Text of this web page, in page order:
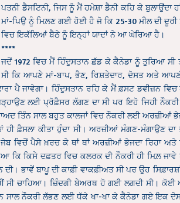
ਪਤਨੀ ਡੈਸਟਿਨੀ, ਜਿਸ ਨੂੰ ਮੈਂ ਹਮੇਸ਼ਾ ਡੈਨੀ ਕਹਿ ਕੇ
ਮਾਂ-ਪਿਉ ਨੂੰ ਮਿਲ਼ਣ ਗਈ ਹੋਈ ਹੈ ਜੋ ਕਿ 25-30 ਮੀਲ ਦੀ
ਵਿਚ ਇਕੱਲਿਆਂ ਬੈਠੇ ਨੂੰ ਇਨ੍ਹਾਂ ਯਾਦਾਂ ਨੇ ਆ ਘੇਰਿਆ ਹੈ।
****
ਜਦੋਂ 1972 ਵਿਚ ਮੈਂ ਹਿੰਦੁਸਤਾਨ ਛੱਡ ਕੇ ਕੈਨੇਡਾ ਨੂੰ ਤੁਰਿਆ
ਸੀ ਕਿ ਆਪਣੇ ਮਾਂ-ਬਾਪ, ਭੈਣ, ਰਿਸ਼ਤੇਦਾਰ, ਦੋਸਤ ਅਤੇ
ਪੈ ਜਾਵੇਗਾ। ਹਿੰਦੁਸਤਾਨ ਰਹਿ ਕੇ ਮੈਂ ਫ਼ਸਟ ਡਵੀਜ਼ਨ
ਲਈ ਪ੍ਰੋਫ਼ੈਸਰ ਲੱਗਣ ਦਾ ਸੀ ਪਰ ਇਹੋ ਜਿਹੀ
ਤਿੰਨ ਸਾਲ ਬਹੁਤ ਕਾਲਜਾਂ ਵਿਚ ਨੌਕਰੀ ਲਈ ਅਰਜ਼ੀਆਂ
ਹੀ ਫ਼ੈਸਲਾ ਕੀਤਾ ਹੁੰਦਾ ਸੀ। ਅਰਜ਼ੀਆਂ ਮੰਗਣ-ਮੰਗਾਉਣ
ਵਿਚੋਂ ਪੈਸੇ ਖ਼ਰਚ ਕੇ ਥਾਂ ਥਾਂ ਅਰਜ਼ੀਆਂ ਭੇਜਦਾ ਰਿਹਾ ਅਤੇ
ਕਿ ਕਿਸੇ ਦਫ਼ਤਰ ਵਿਚ ਕਲਰਕ ਦੀ ਨੌਕਰੀ ਹੀ ਮਿਲ਼
ਭਾਵੇਂ ਬਾਪੂ ਦੀ ਕਾਫ਼ੀ ਵਾਕਫ਼ੀਅਤ ਸੀ ਪਰ ਉਹ
ਸੀ ਚਾਹਿਆ। ਜ਼ਿੰਦਗੀ ਬੇਅਰਥ ਹੋ ਗਈ ਲਗਦੀ ਸੀ। ਕੋਈ
ਨੌਕਰੀ ਲੱਭਣ ਲਈ ਧੱਕੇ ਖਾ-ਖਾ ਕੇ ਕੈਨੇਡਾ ਗਏ ਇਕ